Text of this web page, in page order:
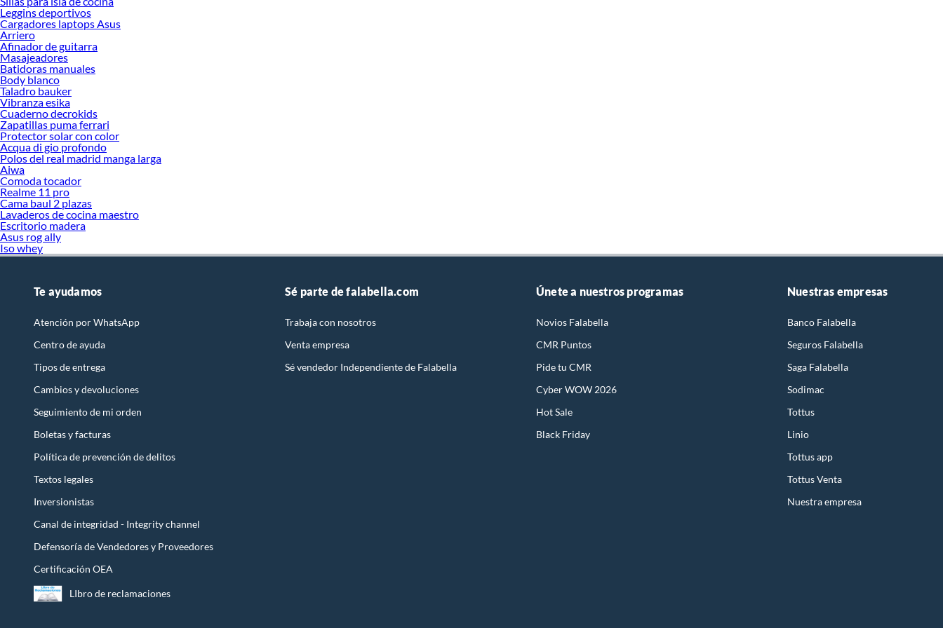
Leggins deportivos
Cargadores laptops Asus
Arriero
Afinador de guitarra
Masajeadores
Batidoras manuales
Body blanco
Taladro bauker
Vibranza esika
Cuaderno decrokids
Zapatillas puma ferrari
Protector solar con color
Acqua di gio profondo
Polos del real madrid manga larga
Aiwa
Comoda tocador
Realme 11 pro
Cama baul 2 plazas
Lavaderos de cocina maestro
Escritorio madera
Asus rog ally
Iso whey
Te ayudamos
Atención por WhatsApp
Centro de ayuda
Tipos de entrega
Cambios y devoluciones
Seguimiento de mi orden
Boletas y facturas
Política de prevención de delitos
Textos legales
Inversionistas
Canal de integridad - Integrity channel
Defensoría de Vendedores y Proveedores
Certificación OEA
LIbro de reclamaciones
Sé parte de falabella.com
Trabaja con nosotros
Venta empresa
Sé vendedor Independiente de Falabella
Únete a nuestros programas
Novios Falabella
CMR Puntos
Pide tu CMR
Cyber WOW 2026
Hot Sale
Black Friday
Nuestras empresas
Banco Falabella
Seguros Falabella
Saga Falabella
Sodimac
Tottus
Linio
Tottus app
Tottus Venta
Nuestra empresa